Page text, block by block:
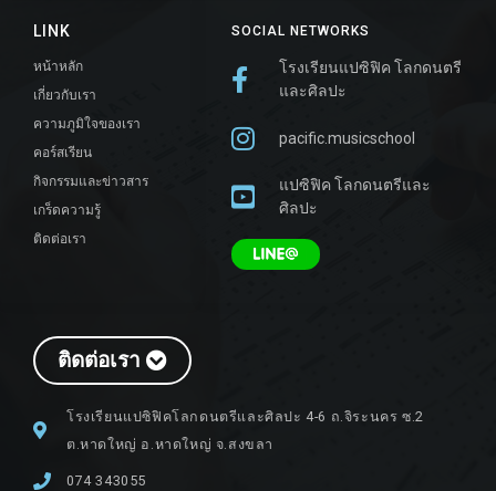
ติดต่อเรา
โรงเรียนแปซิฟิคโลกดนตรีและศิลปะ 4-6 ถ.จิระนคร ซ.2
ต.หาดใหญ่ อ.หาดใหญ่ จ.สงขลา
074 343055
SOCIAL NETWORKS
โรงเรียนแปซิฟิค โลกดนตรี
และศิลปะ
pacific.musicschool
แปซิฟิค โลกดนตรีและ
ศิลปะ
LINK
หน้าหลัก
เกี่ยวกับเรา
ความภูมิใจของเรา
คอร์สเรียน
กิจกรรมและข่าวสาร
เกร็ดความรู้
ติดต่อเรา